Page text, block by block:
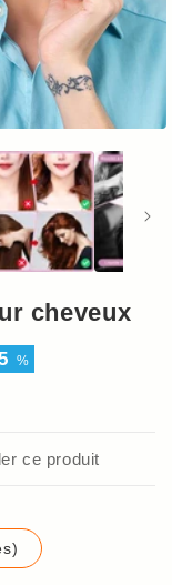
cheveux
%
ce produit